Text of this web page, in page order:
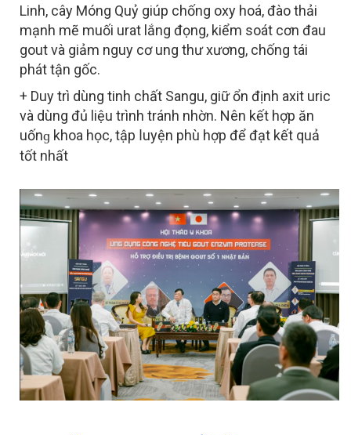
Linh, cây Móng Quỷ giúp chống oxy hoá, đào thải
mạnh mẽ muối urat lắng đọng, kiểm soát cơn đau
gout và giảm nguy cơ ung thư xương, chống tái
phát tận gốc.
+ Duy trì dùng tinh chất Sangu, giữ ổn định axit uric
và dùng đủ liệu trình tránh nhờn. Nên kết hợр ăn
uốnɡ khоа họс, tậр uуện рhù hợр để đạt kết quả
tốt nhất